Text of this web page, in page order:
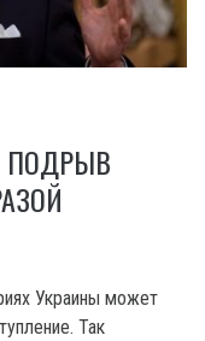
ПОДРЫВ
Украины может
Так